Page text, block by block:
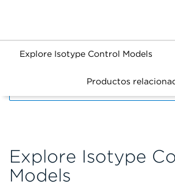
Explore Isotype Control Models
Productos
Explore Isotype
Models